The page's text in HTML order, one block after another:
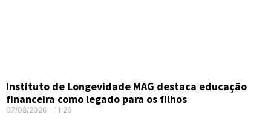
Instituto de Longevidade MAG destaca educação
financeira como legado para os filhos
07/08/2026 11:26